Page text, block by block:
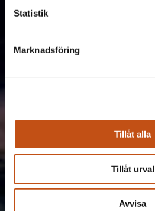
Statistik
Marknadsföring
Tillåt alla
Tillåt urval
Avvisa